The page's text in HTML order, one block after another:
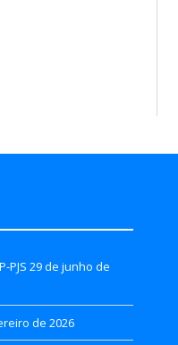
PJS 29 de junho de
de 2026